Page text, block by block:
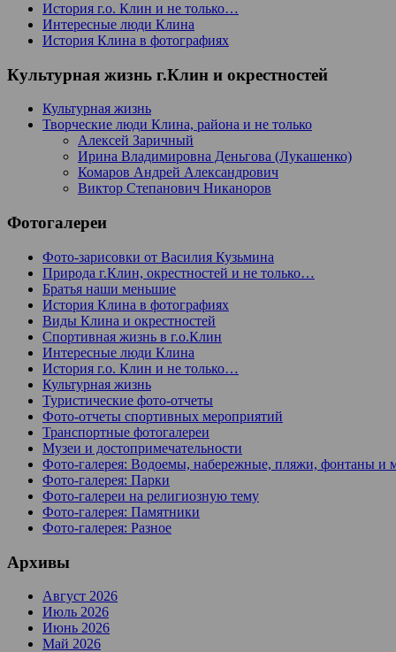
История г.о. Клин и не только…
Интересные люди Клина
История Клина в фотографиях
Культурная жизнь г.Клин и окрестностей
Культурная жизнь
Творческие люди Клина, района и не только
Алексей Заричный
Ирина Владимировна Деньгова (Лукашенко)
Комаров Андрей Александрович
Виктор Степанович Никаноров
Фотогалереи
Фото-зарисовки от Василия Кузьмина
Природа г.Клин, окрестностей и не только…
Братья наши меньшие
История Клина в фотографиях
Виды Клина и окрестностей
Спортивная жизнь в г.о.Клин
Интересные люди Клина
История г.о. Клин и не только…
Культурная жизнь
Туристические фото-отчеты
Фото-отчеты спортивных мероприятий
Транспортные фотогалереи
Музеи и достопримечательности
Фото-галерея: Водоемы, набережные, пляжи, фонтаны и
Фото-галерея: Парки
Фото-галереи на религиозную тему
Фото-галерея: Памятники
Фото-галерея: Разное
Архивы
Август 2026
Июль 2026
Июнь 2026
Май 2026